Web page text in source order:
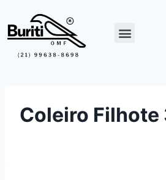
Coleiro Filhote